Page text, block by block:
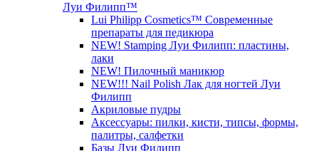
Луи Филипп™
Lui Philipp Cosmetics™ Современные
препараты для педикюра
NEW! Stamping Луи Филипп: пластины,
лаки
NEW! Пилочный маникюр
NEW!!! Nail Polish Лак для ногтей Луи
Филипп
Акриловые пудры
Аксессуары: пилки, кисти, типсы, формы,
палитры, салфетки
Базы Луи Филипп